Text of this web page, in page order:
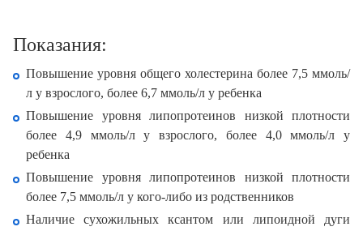
Показания:
Повышение уровня общего холестерина более 7,5 ммоль/
л у взрослого, более 6,7 ммоль/л у ребенка
Повышение уровня липопротеинов низкой плотности
более 4,9 ммоль/л у взрослого, более 4,0 ммоль/л у
ребенка
Повышение уровня липопротеинов низкой плотности
более 7,5 ммоль/л у кого-либо из родственников
Наличие сухожильных ксантом или липоидной дуги